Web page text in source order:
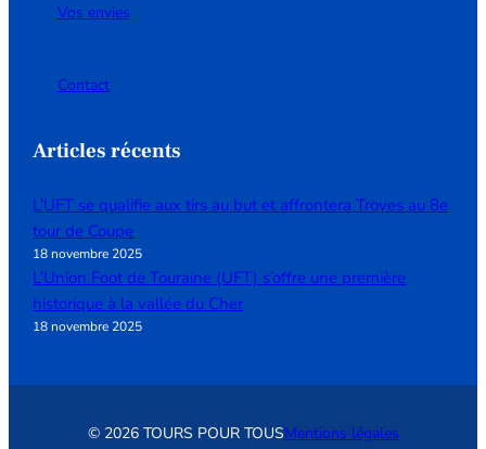
Vos envies
Contact
Articles récents
L’UFT se qualifie aux tirs au but et affrontera Troyes au 8e
tour de Coupe
18 novembre 2025
L’Union Foot de Touraine (UFT) s’offre une première
historique à la vallée du Cher
18 novembre 2025
© 2026 TOURS POUR TOUSMentions légales